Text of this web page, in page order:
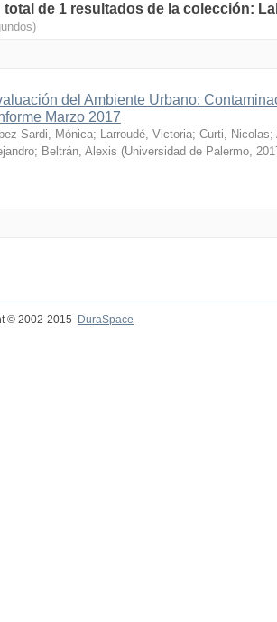
total de 1 resultados de la colección:
del Ambiente Urbano:
Marzo 2017
Sardi, Mónica; Larroudé, Victoria; Curti, Nicolas;
; Beltrán, Alexis (Universidad de Palermo,
© 2002-2015
DuraSpace